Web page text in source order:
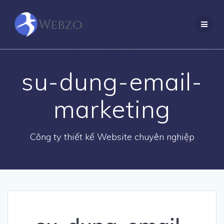
su-dung-email-
marketing
Công ty thiết kế Website chuyên nghiệp